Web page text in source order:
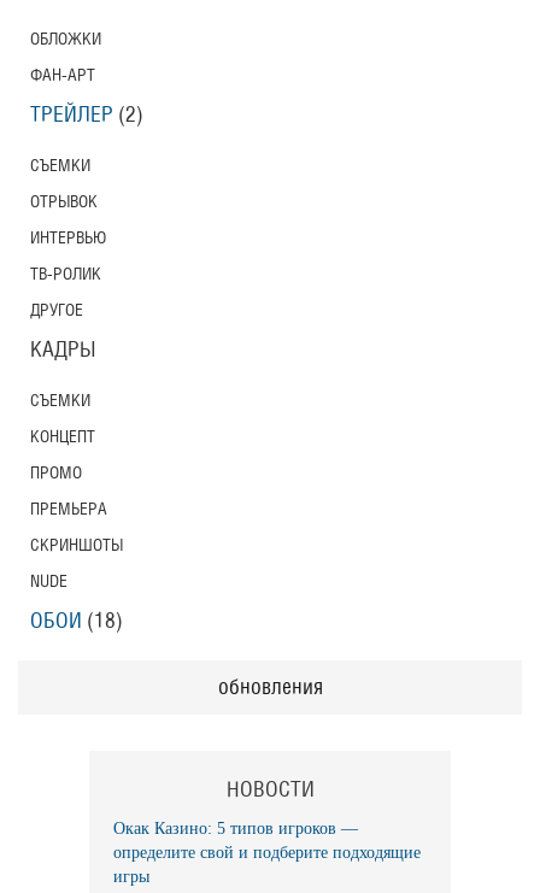
ОБЛОЖКИ
ФАН-АРТ
ТРЕЙЛЕР (2)
СЪЕМКИ
ОТРЫВОК
ИНТЕРВЬЮ
ТВ-РОЛИК
ДРУГОЕ
КАДРЫ
СЪЕМКИ
КОНЦЕПТ
ПРОМО
ПРЕМЬЕРА
СКРИНШОТЫ
NUDE
ОБОИ (18)
обновления
НОВОСТИ
Окак Казино: 5 типов игроков —
определите свой и подберите подходящие
игры